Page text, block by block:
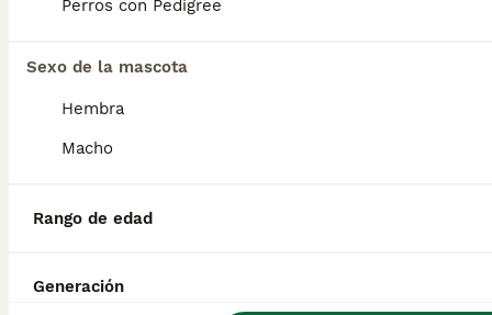
Perros con Pedigree
Sexo de la mascota
Hembra
Macho
Rango de edad
Generación
¿Es raro el Boyero de
Entlebuch?